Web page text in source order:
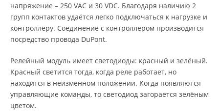
напряжение – 250 VAC и 30 VDC. Благодаря наличию 2
групп контактов удаётся легко подключаться к нагрузке и
контроллеру. Соединение с контроллером производится
посредство провода DuPont.
Релейный модуль имеет светодиоды: красный и зелёный.
Красный светится тогда, когда реле работает, но
находится в неизменном положении. Когда появляются
управляющие команды, то светодиод загорается зелёным
цветом.